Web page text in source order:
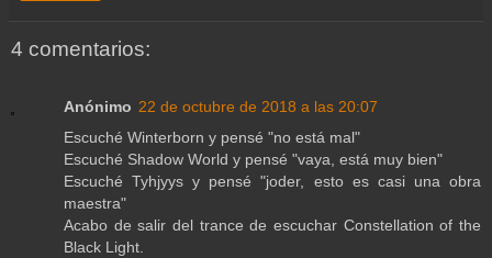
4 comentarios:
Anónimo 22 de octubre de 2018 a las 20:07
Escuché Winterborn y pensé "no está mal"
Escuché Shadow World y pensé "vaya, está muy bien"
Escuché Tyhjyys y pensé "joder, esto es casi una obra
maestra"
Acabo de salir del trance de escuchar Constellation of the
Black Light.